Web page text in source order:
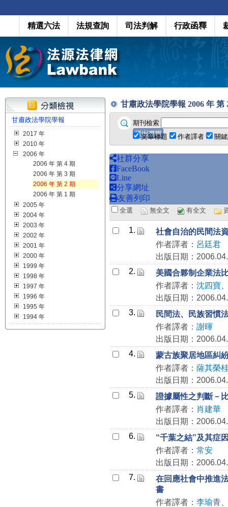
精選六法 法規查詢 司法判解 行政函釋
甘肅政法學院學報
2017 年
2010 年
2006 年
2006 年 第 4 期
2006 年 第 3 期
2006 年 第 2 期
2006 年 第 1 期
2005 年
2004 年
2003 年
2002 年
2001 年
2000 年
1999 年
1998 年
1997 年
1996 年
1995 年
1994 年
甘肅政法學院學報 2006 年 第
期刊檢索
文章標題
作者譯者 關
社群分享
FaceBook
Line
分享網址
友善列印
全選 無全文 有全文
1.
社會自治的民間法
作者譯者： 呂廷君
出版日期：
2.
美國合夥制企業法
作者譯者： 沈四寶
出版日期：
3.
民間法、民族習慣
作者譯者： 謝暉
出版日期：
4.
蒙古族聚居地區糾
作者譯者： 薩其榮
出版日期：
5.
證據屬性之判斷－
作者譯者： 肖建華
出版日期：
6.
“千葉之結”及其症
作者譯者： 常安
出版日期：
7.
在回應社會中推進
書
作者譯者： 李瑜青